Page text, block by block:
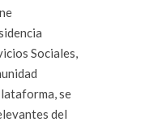
Sociales,
se
del